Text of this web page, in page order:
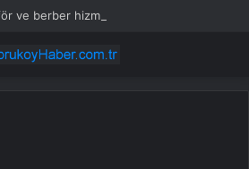
ve berber hizmeti başladı